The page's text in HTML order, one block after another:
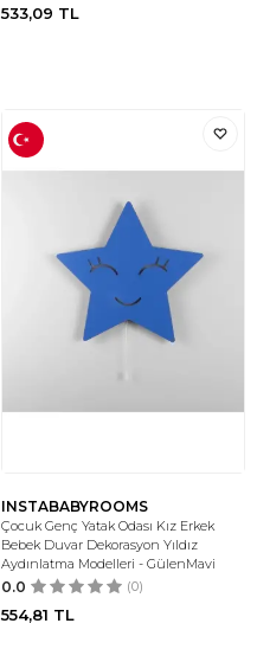
533,09 TL
INSTABABYROOMS
Çocuk Genç Yatak Odası Kız Erkek
Bebek Duvar Dekorasyon Yıldız
Aydınlatma Modelleri - GülenMavi
0.0 (0)
554,81 TL